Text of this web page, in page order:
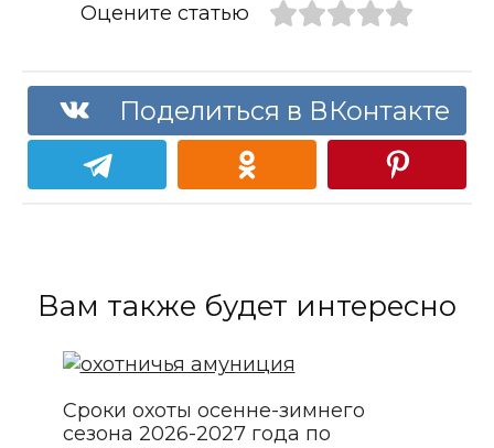
Оцените статью
Поделиться в ВКонтакте
Вам также будет интересно
Сроки охоты осенне-зимнего
сезона 2026-2027 года по